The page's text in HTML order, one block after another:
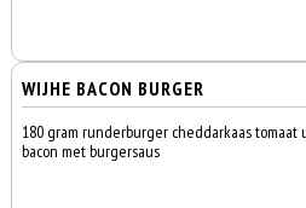
WIJHE BACON BURGER
180 gram runderburger cheddarkaas tomaat
bacon met burgersaus